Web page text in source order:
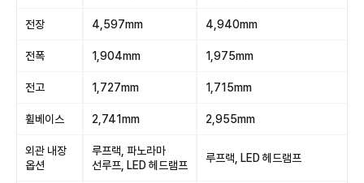
전장 4,597mm 4,940mm
전폭 1,904mm 1,975mm
전고 1,727mm 1,715mm
휠베이스 2,741mm 2,955mm
외관 내장
옵션
루프랙, 파노라마
선루프, LED 헤드램프
루프랙, LED 헤드램프